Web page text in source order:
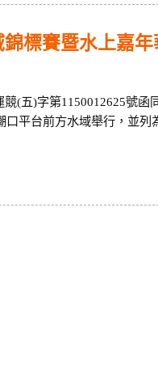
標賽暨水上嘉
(五)字第1150012625號
口平台前方水域舉行，並